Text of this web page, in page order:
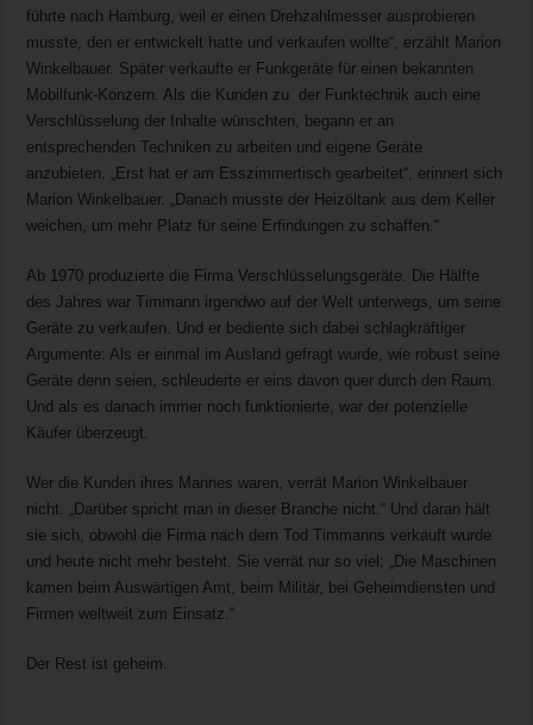
führte nach Hamburg, weil er einen Drehzahlmesser ausprobieren
musste, den er entwickelt hatte und verkaufen wollte“, erzählt Marion
Winkelbauer. Später verkaufte er Funkgeräte für einen bekannten
Mobilfunk-Konzern. Als die Kunden zu der Funktechnik auch eine
Verschlüsselung der Inhalte wünschten, begann er an
entsprechenden Techniken zu arbeiten und eigene Geräte
anzubieten. „Erst hat er am Esszimmertisch gearbeitet“, erinnert sich
Marion Winkelbauer. „Danach musste der Heizöltank aus dem Keller
weichen, um mehr Platz für seine Erfindungen zu schaffen.“
Ab 1970 produzierte die Firma Verschlüsselungsgeräte. Die Hälfte
des Jahres war Timmann irgendwo auf der Welt unterwegs, um seine
Geräte zu verkaufen. Und er bediente sich dabei schlagkräftiger
Argumente: Als er einmal im Ausland gefragt wurde, wie robust seine
Geräte denn seien, schleuderte er eins davon quer durch den Raum.
Und als es danach immer noch funktionierte, war der potenzielle
Käufer überzeugt.
Wer die Kunden ihres Mannes waren, verrät Marion Winkelbauer
nicht. „Darüber spricht man in dieser Branche nicht.“ Und daran hält
sie sich, obwohl die Firma nach dem Tod Timmanns verkauft wurde
und heute nicht mehr besteht. Sie verrät nur so viel: „Die Maschinen
kamen beim Auswärtigen Amt, beim Militär, bei Geheimdiensten und
Firmen weltweit zum Einsatz.“
Der Rest ist geheim.